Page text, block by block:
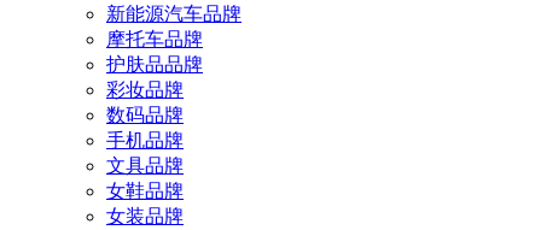
新能源汽车品牌
摩托车品牌
护肤品品牌
彩妆品牌
数码品牌
手机品牌
文具品牌
女鞋品牌
女装品牌